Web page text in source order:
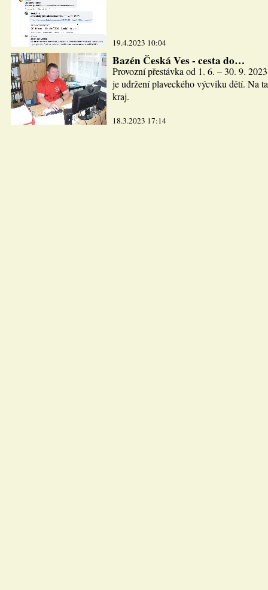
19.4.2023 10:04
Bazén Česká Ves - cesta do…
Provozní přestávka od 1. 6. – 30. 9.
je udržení plaveckého výcviku dětí. Na
kraj.
18.3.2023 17:14